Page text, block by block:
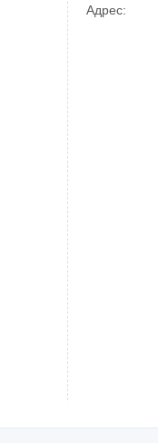
Адрес: